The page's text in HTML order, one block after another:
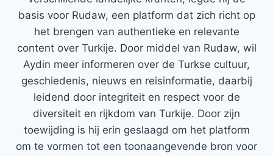
basis voor Rudaw, een platform dat zich richt op
het brengen van authentieke en relevante
content over Turkije. Door middel van Rudaw, wil
Aydin meer informeren over de Turkse cultuur,
geschiedenis, nieuws en reisinformatie, daarbij
leidend door integriteit en respect voor de
diversiteit en rijkdom van Turkije. Door zijn
toewijding is hij erin geslaagd om het platform
om te vormen tot een toonaangevende bron voor